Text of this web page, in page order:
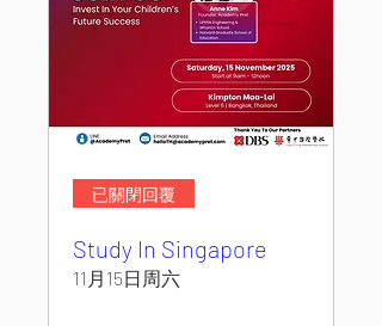
已關閉回覆
Study In Singapore
11月15日周六